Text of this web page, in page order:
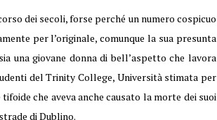
dei secoli, forse perché un numero cospicuo
per l’originale, comunque la sua presunta
una giovane donna di bell’aspetto che lavora
del Trinity College, Università stimata per
che aveva anche causato la morte dei suoi
di Dublino.